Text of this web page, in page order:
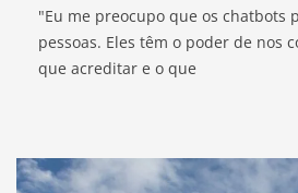
"Eu me preocupo que os chatbots
pessoas. Eles têm o poder de nos
que acreditar e o que